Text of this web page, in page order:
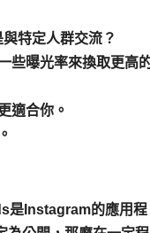
特定人群交流？
些曝光率來換取更高
適合你。
是Instagram的應用程